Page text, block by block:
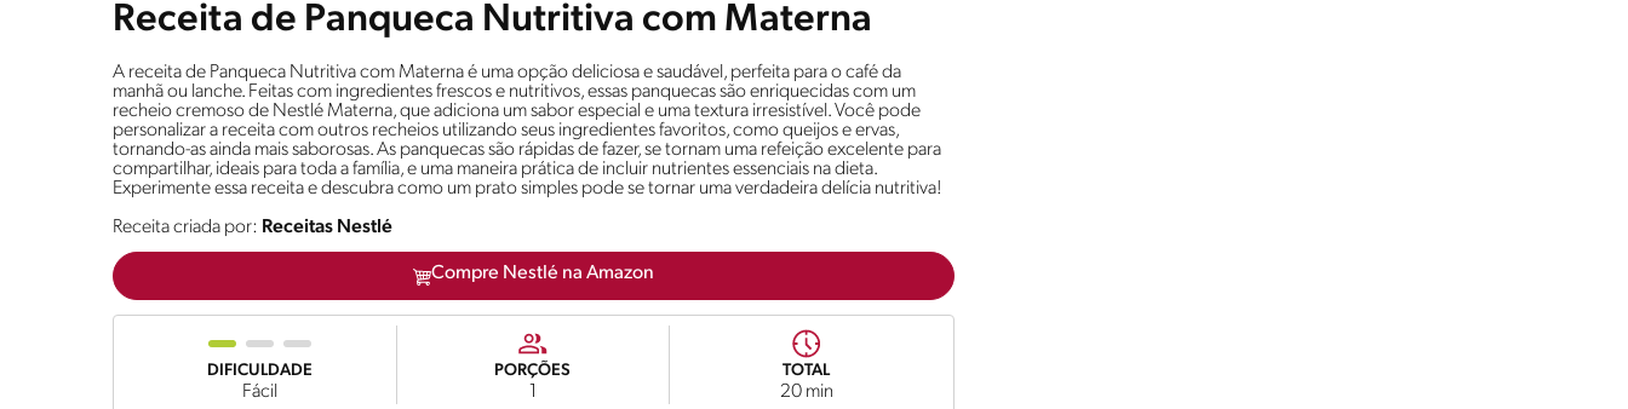
Receita de Panqueca Nutritiva com Materna
A receita de Panqueca Nutritiva com Materna é uma opção deliciosa e saudável, perfeita para o café da
manhã ou lanche. Feitas com ingredientes frescos e nutritivos, essas panquecas são enriquecidas com um
recheio cremoso de Nestlé Materna, que adiciona um sabor especial e uma textura irresistível. Você pode
personalizar a receita com outros recheios utilizando seus ingredientes favoritos, como queijos e ervas,
tornando-as ainda mais saborosas. As panquecas são rápidas de fazer, se tornam uma refeição excelente para
compartilhar, ideais para toda a família, e uma maneira prática de incluir nutrientes essenciais na dieta.
Experimente essa receita e descubra como um prato simples pode se tornar uma verdadeira delícia nutritiva!
Receita criada por: Receitas Nestlé
Compre Nestlé na Amazon
DIFICULDADE
Fácil
PORÇÕES TOTAL
20 min